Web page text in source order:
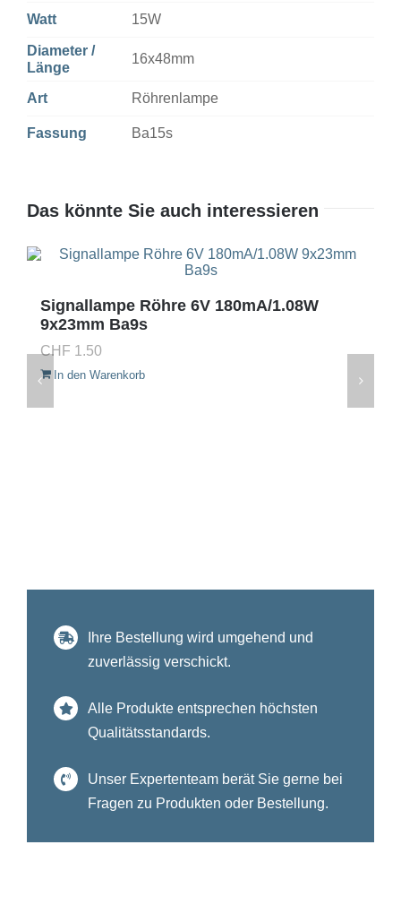
Watt 15W
Diameter /
Länge
16x48mm
Art Röhrenlampe
Fassung Ba15s
Das könnte Sie auch interessieren
Signallampe Röhre 6V 180mA/1.08W
9x23mm Ba9s
CHF 1.50
In den Warenkorb
Ihre Bestellung wird umgehend und
zuverlässig verschickt.
Alle Produkte entsprechen höchsten
Qualitätsstandards.
Unser Expertenteam berät Sie gerne bei
Fragen zu Produkten oder Bestellung.